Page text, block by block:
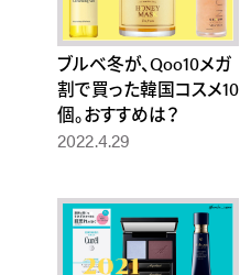
ブルベ冬が、Qoo10メガ
割で買った韓国コスメ10
個。おすすめは？
2022.4.29